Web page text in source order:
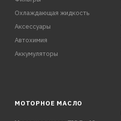
Охлаждающая жидкость
Аксессуары
Автохимия
Аккумуляторы
МОТОРНОЕ МАСЛО